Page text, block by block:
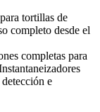
tortillas de
completo desde el
completas para
e